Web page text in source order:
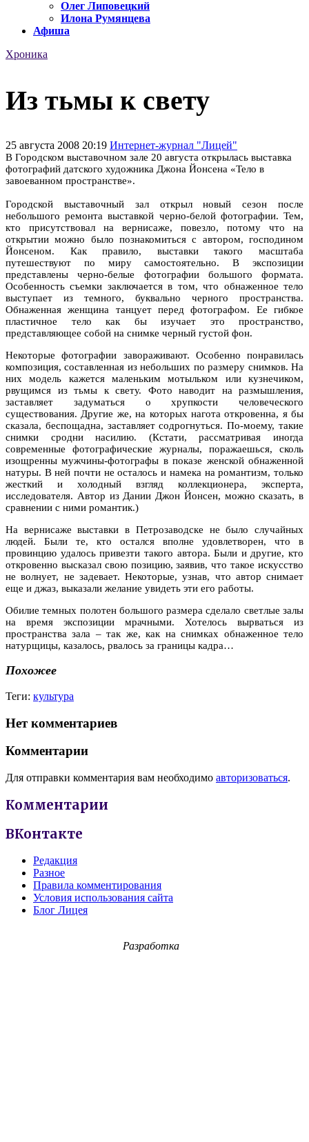
Олег Липовецкий
Илона Румянцева
Афиша
Хроника
Из тьмы к свету
25 августа 2008 20:19 Интернет-журнал "Лицей"
В Городском выставочном зале 20 августа открылась выставка
фотографий датского художника Джона Йонсена «Тело в
завоеванном пространстве».
Городской выставочный зал открыл новый сезон после
небольшого ремонта выставкой черно-белой фотографии. Тем,
кто присутствовал на вернисаже, повезло, потому что на
открытии можно было познакомиться с автором, господином
Йонсеном. Как правило, выставки такого масштаба
путешествуют по миру самостоятельно. В экспозиции
представлены черно-белые фотографии большого формата.
Особенность съемки заключается в том, что обнаженное тело
выступает из темного, буквально черного пространства.
Обнаженная женщина танцует перед фотографом. Ее гибкое
пластичное тело как бы изучает это пространство,
представляющее собой на снимке черный густой фон.
Некоторые фотографии завораживают. Особенно понравилась
композиция, составленная из небольших по размеру снимков. На
них модель кажется маленьким мотыльком или кузнечиком,
рвущимся из тьмы к свету. Фото наводит на размышления,
заставляет задуматься о хрупкости человеческого
существования. Другие же, на которых нагота откровенна, я бы
сказала, беспощадна, заставляет содрогнуться. По-моему, такие
снимки сродни насилию. (Кстати, рассматривая иногда
современные фотографические журналы, поражаешься, сколь
изощренны мужчины-фотографы в показе женской обнаженной
натуры. В ней почти не осталось и намека на романтизм, только
жесткий и холодный взгляд коллекционера, эксперта,
исследователя. Автор из Дании Джон Йонсен, можно сказать, в
сравнении с ними романтик.)
На вернисаже выставки в Петрозаводске не было случайных
людей. Были те, кто остался вполне удовлетворен, что в
провинцию удалось привезти такого автора. Были и другие, кто
откровенно высказал свою позицию, заявив, что такое искусство
не волнует, не задевает. Некоторые, узнав, что автор снимает
еще и джаз, выказали желание увидеть эти его работы.
Обилие темных полотен большого размера сделало светлые залы
на время экспозиции мрачными. Хотелось вырваться из
пространства зала – так же, как на снимках обнаженное тело
натурщицы, казалось, рвалось за границы кадра…
Похожее
Теги: культура
Нет комментариев
Комментарии
Для отправки комментария вам необходимо авторизоваться.
Комментарии
ВКонтакте
Редакция
Разное
Правила комментирования
Условия использования сайта
Блог Лицея
Разработка